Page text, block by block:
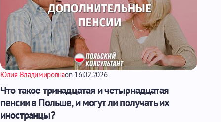
Юлия Владимировнаon 16.02.2026
Что такое тринадцатая и четырнадцатая
пенсии в Польше, и могут ли получать их
иностранцы?